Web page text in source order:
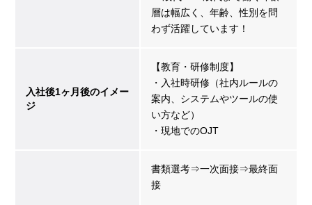
層は幅広く、年齢、性別を問
わず活躍しています！
入社後1ヶ月後のイメー
ジ
【教育・研修制度】
・入社時研修（社内ルールの
案内、システムやツールの使
い方など）
・現地でのOJT
書類選考⇒一次面接⇒最終面
接